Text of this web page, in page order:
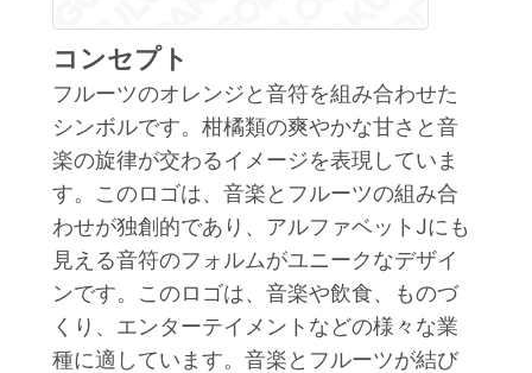
コンセプト
フルーツのオレンジと音符を組み合わせた
シンボルです。柑橘類の爽やかな甘さと音
楽の旋律が交わるイメージを表現していま
す。このロゴは、音楽とフルーツの組み合
わせが独創的であり、アルファベットJにも
見える音符のフォルムがユニークなデザイ
ンです。このロゴは、音楽や飲食、ものづ
くり、エンターテイメントなどの様々な業
種に適しています。音楽とフルーツが結び